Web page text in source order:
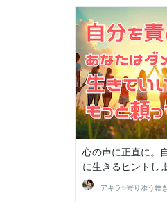
心の声に正直に。
に生きるヒントし